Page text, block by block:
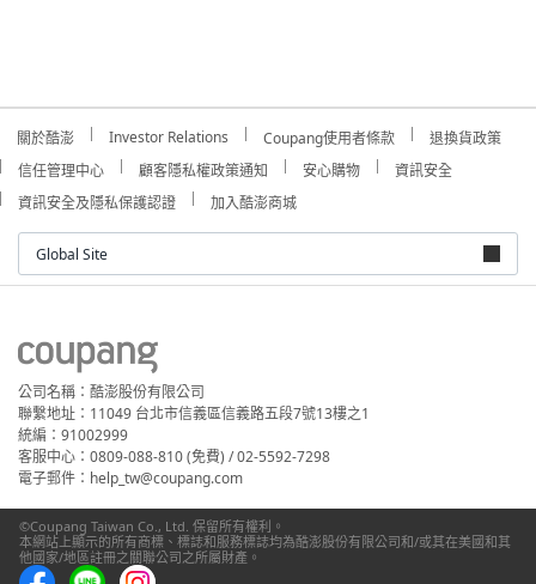
關於酷澎 Investor Relations Coupang使用者條款
退換貨政策
信任管理中心
顧客隱私權政策通知 安心購物
資訊安全
資訊安全及隱私保護認證
加入酷澎商城
Global Site
公司名稱：酷澎股份有限公司
聯繫地址：11049 台北市信義區信義路五段7號13樓之1
統編：91002999
客服中心：0809-088-810 (免費) / 02-5592-7298
電子郵件：help_tw@coupang.com
©Coupang Taiwan Co., Ltd. 保留所有權利。
本網站上顯示的所有商標、標誌和服務標誌均為酷澎股份有限公司和/或其在美國和其
他國家/地區註冊之關聯公司之所屬財產。